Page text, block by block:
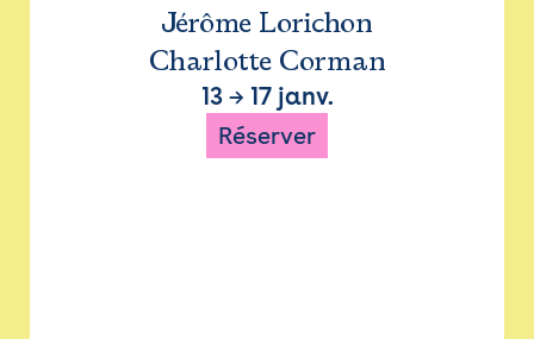
Jérôme Lorichon
Charlotte Corman
13→ 17 janv.
Réserver